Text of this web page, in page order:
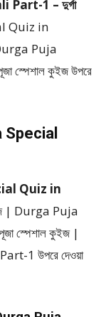
1 – দুর্গা
Quiz in
Puja
স্পেশাল কুইজ উপরে
Special
Quiz in
| Durga Puja
স্পেশাল কুইজ |
1 উপরে দেওয়া